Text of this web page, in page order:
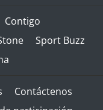
Contigo
Sport Buzz
Contáctenos